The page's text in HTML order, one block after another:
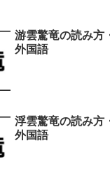
游雲驚竜の読み方
外国語
浮雲驚竜の読み方
外国語